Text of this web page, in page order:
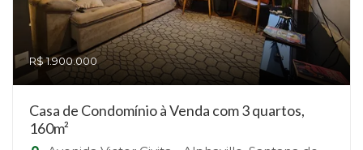
R$ 1.900.000
Casa de Condomínio à Venda com 3 quartos,
160m²